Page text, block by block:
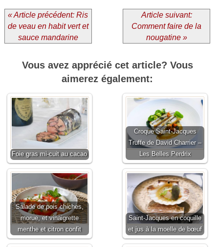
« Article précédent: Ris
de veau en habit vert et
sauce mandarine
Article suivant:
Comment faire de la
nougatine »
Vous avez apprécié cet article? Vous
aimerez également:
Foie gras mi-cuit au cacao
Croque Saint-Jacques
Truffe de David Charrier –
Les Belles Perdrix
Salade de pois chiches,
morue, et vinaigrette
menthe et citron confit
Saint-Jacques en coquille
et jus à la moelle de bœuf